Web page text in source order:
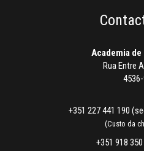
Academia de
Rua Entre
+351 227 441 190
(Custo da
+351 918